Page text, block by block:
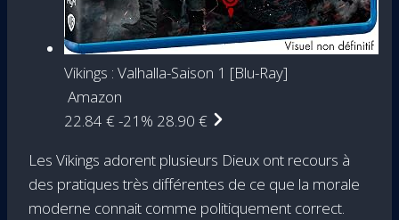
Vikings : Valhalla-Saison 1 [Blu-Ray]
Amazon
22.84 €-21% 28.90 €
Les Vikings adorent plusieurs Dieux ont recours à
des pratiques très différentes de ce que la morale
moderne connait comme politiquement correct.